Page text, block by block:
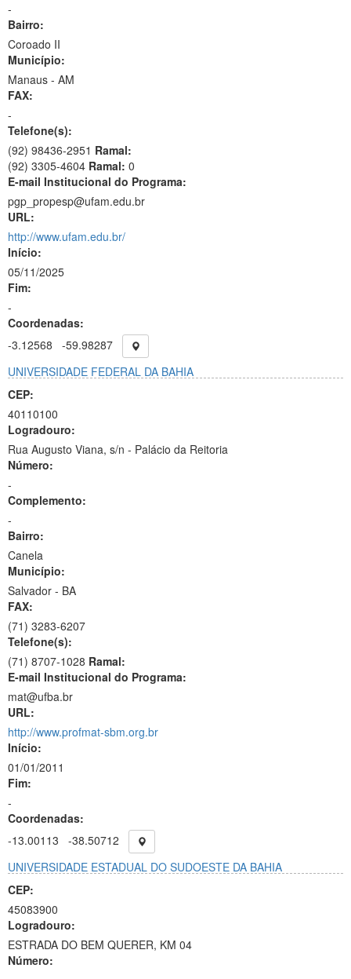
-
Bairro:
Coroado II
Município:
Manaus - AM
FAX:
-
Telefone(s):
(92) 98436-2951 Ramal:
(92) 3305-4604 Ramal: 0
E-mail Institucional do Programa:
pgp_propesp@ufam.edu.br
URL:
http://www.ufam.edu.br/
Início:
05/11/2025
Fim:
-
Coordenadas:
-3.12568
-59.98287
UNIVERSIDADE FEDERAL DA BAHIA
CEP:
40110100
Logradouro:
Rua Augusto Viana, s/n - Palácio da Reitoria
Número:
-
Complemento:
-
Bairro:
Canela
Município:
Salvador - BA
FAX:
(71) 3283-6207
Telefone(s):
(71) 8707-1028 Ramal:
E-mail Institucional do Programa:
mat@ufba.br
URL:
http://www.profmat-sbm.org.br
Início:
01/01/2011
Fim:
-
Coordenadas:
-13.00113
-38.50712
UNIVERSIDADE ESTADUAL DO SUDOESTE DA BAHIA
CEP:
45083900
Logradouro:
ESTRADA DO BEM QUERER, KM 04
Número: